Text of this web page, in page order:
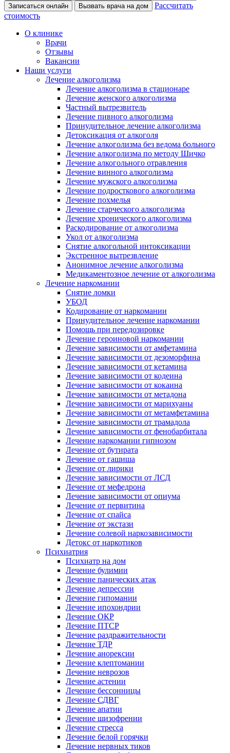
Записаться онлайн
Вызвать врача на дом
Рассчитать
стоимость
О клинике
Врачи
Отзывы
Вакансии
Наши услуги
Лечение алкоголизма
Лечение алкоголизма в стационаре
Лечение женского алкоголизма
Частный вытрезвитель
Лечение пивного алкоголизма
Принудительное лечение алкоголизма
Детоксикация от алкоголя
Лечение алкоголизма без ведома больного
Лечение алкоголизма по методу Шичко
Лечение алкогольного отравления
Лечение винного алкоголизма
Лечение мужского алкоголизма
Лечение подросткового алкоголизма
Лечение похмелья
Лечение старческого алкоголизма
Лечение хронического алкоголизма
Раскодирование от алкоголизма
Укол от алкоголизма
Снятие алкогольной интоксикации
Экстренное вытрезвление
Анонимное лечение алкоголизма
Медикаментозное лечение от алкоголизма
Лечение наркомании
Снятие ломки
УБОД
Кодирование от наркомании
Принудительное лечение наркомании
Помощь при передозировке
Лечение героиновой наркомании
Лечение зависимости от амфетамина
Лечение зависимости от дезоморфина
Лечение зависимости от кетамина
Лечение зависимости от кодеина
Лечение зависимости от кокаина
Лечение зависимости от метадона
Лечение зависимости от марихуаны
Лечение зависимости от метамфетамина
Лечение зависимости от трамадола
Лечение зависимости от фенобарбитала
Лечение наркомании гипнозом
Лечение от бутирата
Лечение от гашиша
Лечение от лирики
Лечение зависимости от ЛСД
Лечение от мефедрона
Лечение зависимости от опиума
Лечение от первитина
Лечение от спайса
Лечение от экстази
Лечение солевой наркозависимости
Детокс от наркотиков
Психиатрия
Психиатр на дом
Лечение булимии
Лечение панических атак
Лечение депрессии
Лечение гипомании
Лечение ипохондрии
Лечение ОКР
Лечение ПТСР
Лечение раздражительности
Лечение ТДР
Лечение анорексии
Лечение клептомании
Лечение неврозов
Лечение астении
Лечение бессонницы
Лечение СДВГ
Лечение апатии
Лечение шизофрении
Лечение стресса
Лечение белой горячки
Лечение нервных тиков